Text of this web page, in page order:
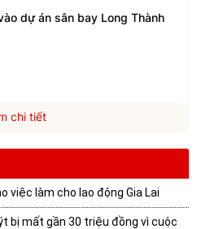
dự án sân bay Long Thành
chi tiết
việc làm cho lao động Gia Lai
bị mất gần 30 triệu đồng vì cuộc